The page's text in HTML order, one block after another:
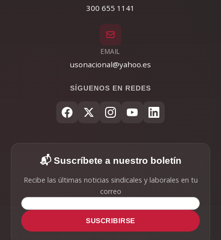
300 655 1141
EMAIL
usonacional@yahoo.es
SÍGUENOS EN REDES
📬 Suscríbete a nuestro boletín
Recibe las últimas noticias sindicales y laborales en tu
correo
SUSCRIBIRSE